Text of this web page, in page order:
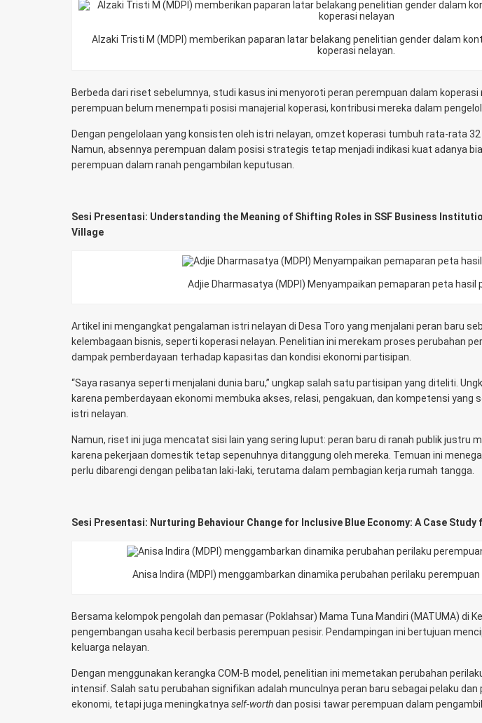
Alzaki Tristi M (MDPI) memberikan paparan latar belakang penelitian gender dalam
koperasi nelayan.
Berbeda dari riset sebelumnya, studi kasus ini menyoroti peran perempuan dalam koperasi
perempuan belum menempati posisi manajerial koperasi, kontribusi mereka dalam
Dengan pengelolaan yang konsisten oleh istri nelayan, omzet koperasi tumbuh rata-rata
Namun, absennya perempuan dalam posisi strategis tetap menjadi indikasi kuat adanya
perempuan dalam ranah pengambilan keputusan.
Sesi Presentasi: Understanding the Meaning of Shifting Roles in SSF Business
Village
Adjie Dharmasatya (MDPI) Menyampaikan pemaparan peta hasil
Artikel ini mengangkat pengalaman istri nelayan di Desa Toro yang menjalani peran baru
kelembagaan bisnis, seperti koperasi nelayan. Penelitian ini merekam proses perubahan
dampak pemberdayaan terhadap kapasitas dan kondisi ekonomi partisipan.
“Saya rasanya seperti menjalani dunia baru,” ungkap salah satu partisipan yang diteliti.
karena pemberdayaan ekonomi membuka akses, relasi, pengakuan, dan kompetensi yang
istri nelayan.
Namun, riset ini juga mencatat sisi lain yang sering luput: peran baru di ranah publik justru
karena pekerjaan domestik tetap sepenuhnya ditanggung oleh mereka. Temuan ini
perlu dibarengi dengan pelibatan laki-laki, terutama dalam pembagian kerja rumah tangga.
Sesi Presentasi: Nurturing Behaviour Change for Inclusive Blue Economy: A Case Study
Anisa Indira (MDPI) menggambarkan dinamika perubahan perilaku perempuan
Bersama kelompok pengolah dan pemasar (Poklahsar) Mama Tuna Mandiri (MATUMA) di
pengembangan usaha kecil berbasis perempuan pesisir. Pendampingan ini bertujuan
keluarga nelayan.
Dengan menggunakan kerangka COM-B model, penelitian ini memetakan perubahan
intensif. Salah satu perubahan signifikan adalah munculnya peran baru sebagai pelaku dan
ekonomi, tetapi juga meningkatnya self-worthdan posisi tawar perempuan dalam